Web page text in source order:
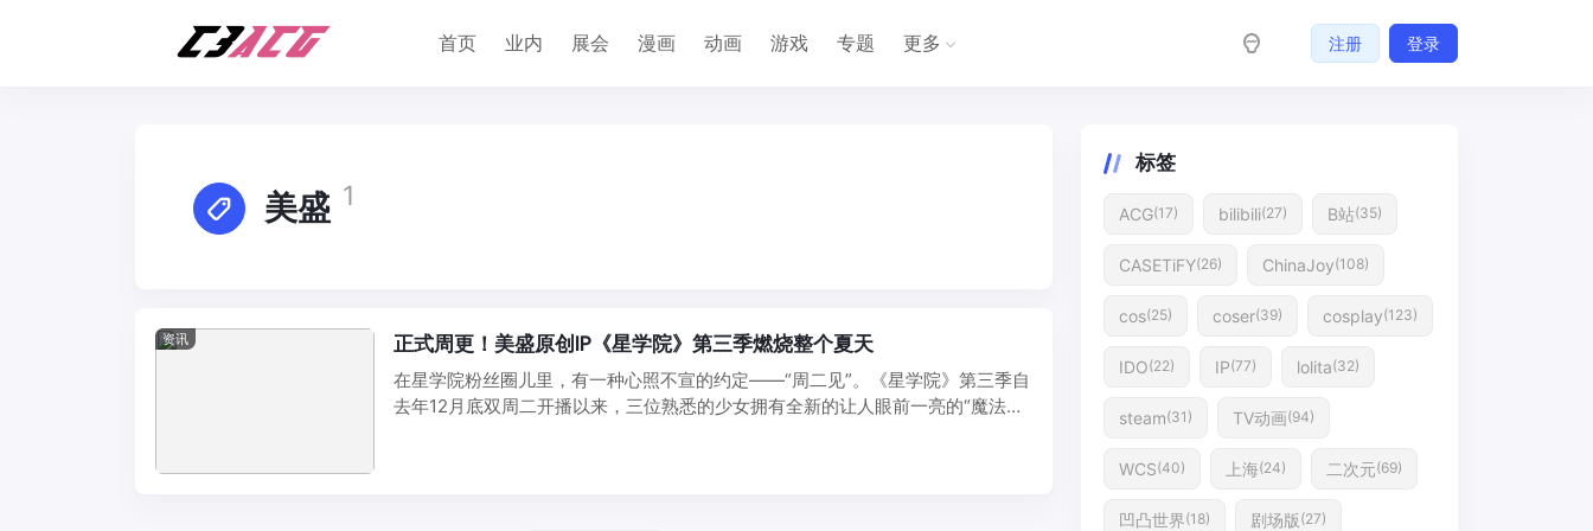
首页 业内 展会 漫画 动画 游戏 专题 更多 注册 登录
美盛 1
资讯 正式周更！美盛原创IP《星学院》第三季燃烧整个夏天
在星学院粉丝圈儿里，有一种心照不宣的约定——“周二见”。《星学院》第三季自
去年12月底双周二开播以来，三位熟悉的少女拥有全新的让人眼前一亮的“魔法师”
标签
ACG(17) bilibili(27) B站(35)
CASETiFY(26) ChinaJoy(108)
cos(25) coser(39) cosplay(123)
IDO(22) IP(77) lolita(32)
steam(31) TV动画(94)
WCS(40) 上海(24) 二次元(69)
凹凸世界(18) 剧场版(27)